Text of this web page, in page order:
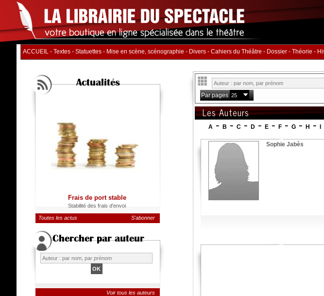
ACCUEIL - Textes - Statuettes - Mise en scène, scénographie - Divers - Cahiers du Théâtre - Dossier - Théorie -
Actualités
Frais de port stable
Stabilité des frais d'envoi
Toutes les actus S'abonner
Chercher par auteur
Voir tous les auteurs
Par pages
Les Auteurs
A -B -C -D -E -F -G -H -
Sophie Jabès